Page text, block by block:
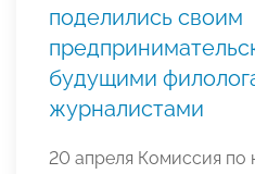
поделились своим
будущими
журналистами
20 апреля Комиссия по